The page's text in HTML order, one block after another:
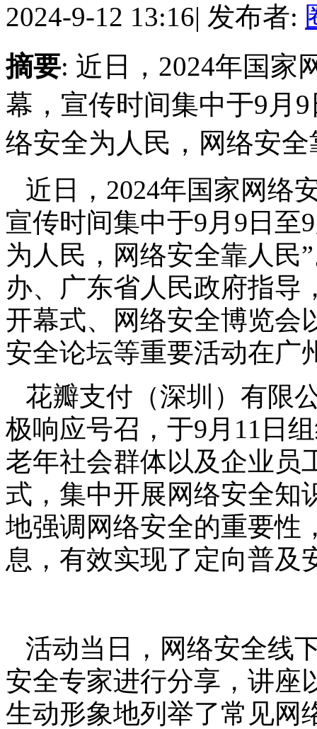
2024-9-12 13:16| 发布者:
摘要: 近日，2024年国家
幕，宣传时间集中于9月
络安全为人民，网络安全
近日，2024年国家网络
宣传时间集中于9月9日至
为人民，网络安全靠人民
办、广东省人民政府指导
开幕式、网络安全博览会
安全论坛等重要活动在广
花瓣支付（深圳）有限
极响应号召，于9月11日
老年社会群体以及企业员
式，集中开展网络安全知
地强调网络安全的重要性
息，有效实现了定向普及
活动当日，网络安全线
安全专家进行分享，讲座
生动形象地列举了常见网